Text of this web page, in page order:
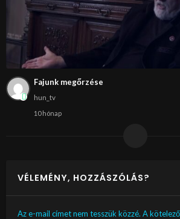
Fajunk megőrzése
hun_tv
10 hónap
VÉLEMÉNY, HOZZÁSZÓLÁS?
Az e-mail címet nem tesszük közzé. A